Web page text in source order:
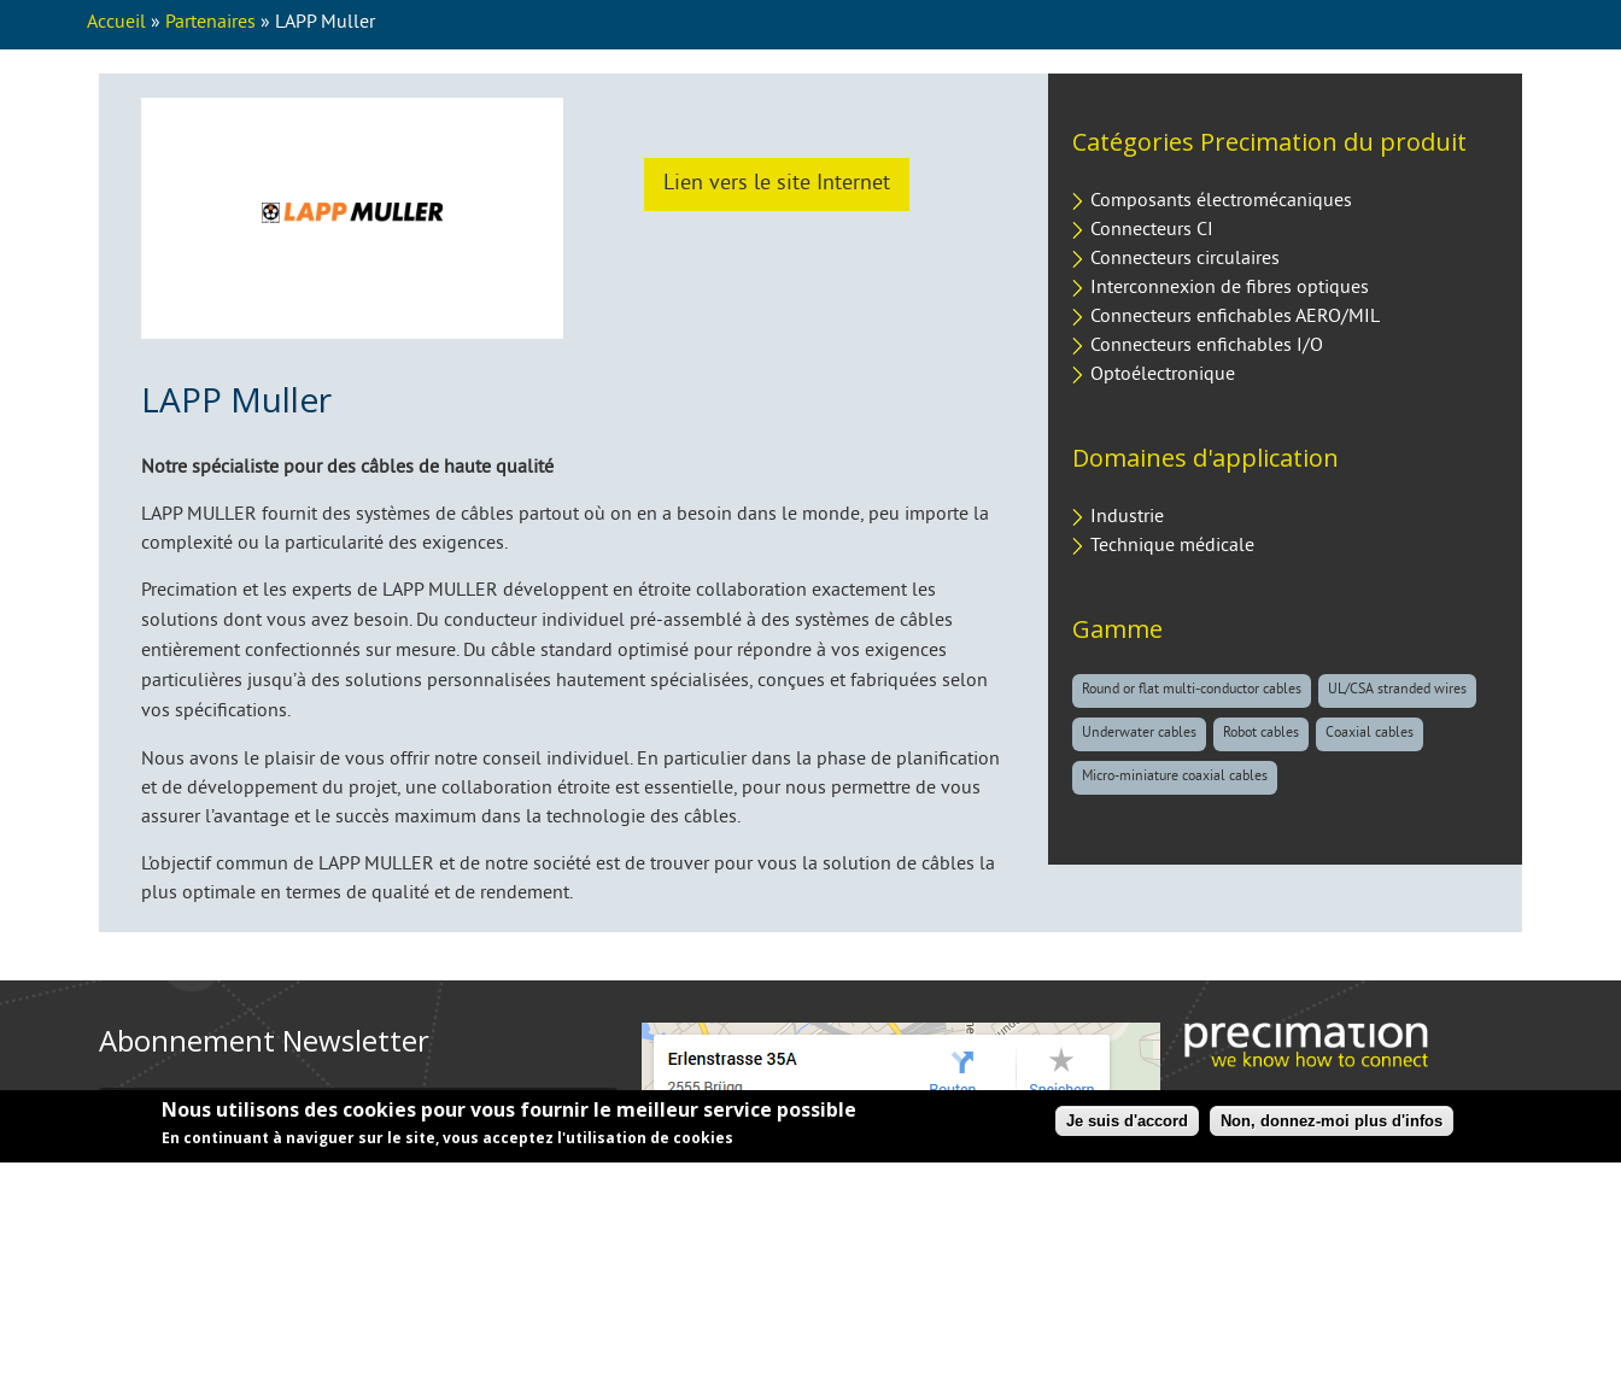
Vous êtes ici
Accueil » Partenaires » LAPP Muller
Lien vers le site Internet
LAPP Muller
Notre spécialiste pour des câbles de haute qualité
LAPP MULLER fournit des systèmes de câbles partout où on en a besoin dans le monde, peu importe la
complexité ou la particularité des exigences.
Precimation et les experts de LAPP MULLER développent en étroite collaboration exactement les
solutions dont vous avez besoin. Du conducteur individuel pré-assemblé à des systèmes de câbles
entièrement confectionnés sur mesure. Du câble standard optimisé pour répondre à vos exigences
particulières jusqu’à des solutions personnalisées hautement spécialisées, conçues et fabriquées selon
vos spécifications.
Nous avons le plaisir de vous offrir notre conseil individuel. En particulier dans la phase de planification
et de développement du projet, une collaboration étroite est essentielle, pour nous permettre de vous
assurer l’avantage et le succès maximum dans la technologie des câbles.
L’objectif commun de LAPP MULLER et de notre société est de trouver pour vous la solution de câbles la
plus optimale en termes de qualité et de rendement.
Catégories Precimation du produit
Composants électromécaniques
Connecteurs CI
Connecteurs circulaires
Interconnexion de fibres optiques
Connecteurs enfichables AERO/MIL
Connecteurs enfichables I/O
Optoélectronique
Domaines d'application
Industrie
Technique médicale
Gamme
Round or flat multi-conductor cables UL/CSA stranded wires
Underwater cables Robot cables Coaxial cables
Micro-miniature coaxial cables
Abonnement Newsletter
Titre* Precimation AG
Nous utilisons des cookies pour vous fournir le meilleur service possible
En continuant à naviguer sur le site, vous acceptez l'utilisation de cookies
Je suis d'accord Non, donnez-moi plus d'infos